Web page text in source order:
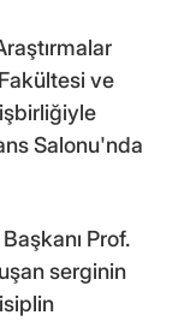
ve
Salonu'nda
Prof.
serginin